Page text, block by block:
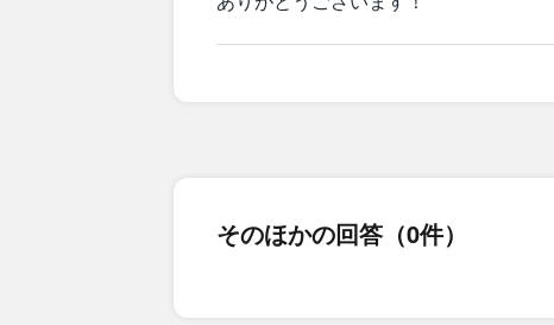
そのほかの回答（0件）